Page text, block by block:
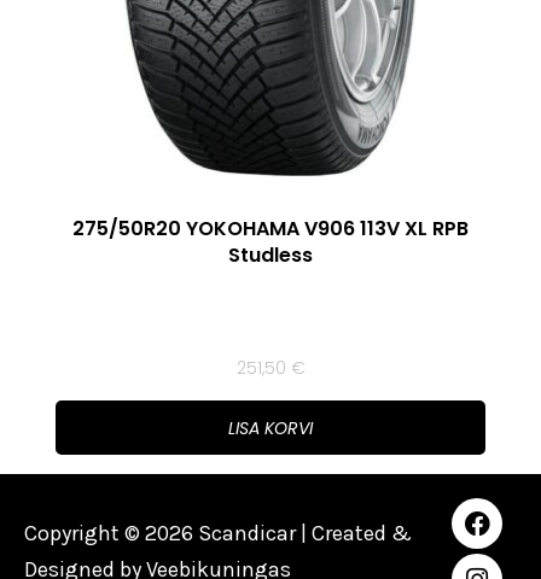
275/50R20 YOKOHAMA V906 113V XL RPB
Studless
251,50 €
LISA KORVI
Copyright © 2026 Scandicar | Created &
Designed byVeebikuningas